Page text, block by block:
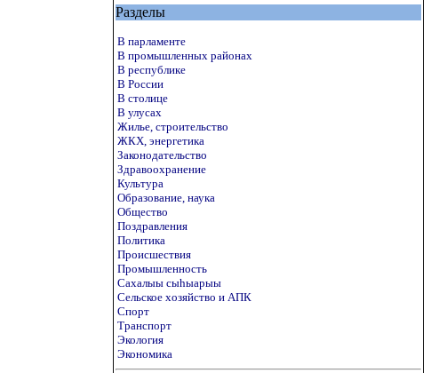
Разделы
В парламенте
В промышленных районах
В республике
В России
В столице
В улусах
Жилье, строительство
ЖКХ, энергетика
Законодательство
Здравоохранение
Культура
Образование, наука
Общество
Поздравления
Политика
Происшествия
Промышленность
Сахалыы сыhыарыы
Сельское хозяйство и АПК
Спорт
Транспорт
Экология
Экономика